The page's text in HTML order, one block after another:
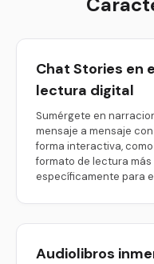
Chat Stories en
lectura digital
Sumérgete en
mensaje a mensaje
forma interactiva,
formato de lectura
específicamente para
Audiolibros